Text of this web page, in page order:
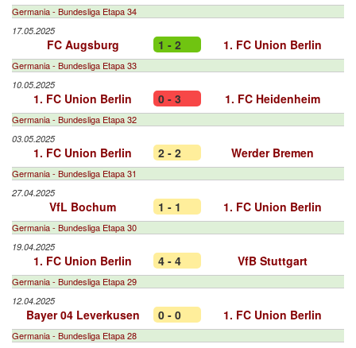
Germania - Bundesliga Etapa 34
17.05.2025
FC Augsburg 1 - 2 1. FC Union Berlin
Germania - Bundesliga Etapa 33
10.05.2025
1. FC Union Berlin 0 - 3 1. FC Heidenheim
Germania - Bundesliga Etapa 32
03.05.2025
1. FC Union Berlin 2 - 2 Werder Bremen
Germania - Bundesliga Etapa 31
27.04.2025
VfL Bochum 1 - 1 1. FC Union Berlin
Germania - Bundesliga Etapa 30
19.04.2025
1. FC Union Berlin 4 - 4 VfB Stuttgart
Germania - Bundesliga Etapa 29
12.04.2025
Bayer 04 Leverkusen 0 - 0 1. FC Union Berlin
Germania - Bundesliga Etapa 28